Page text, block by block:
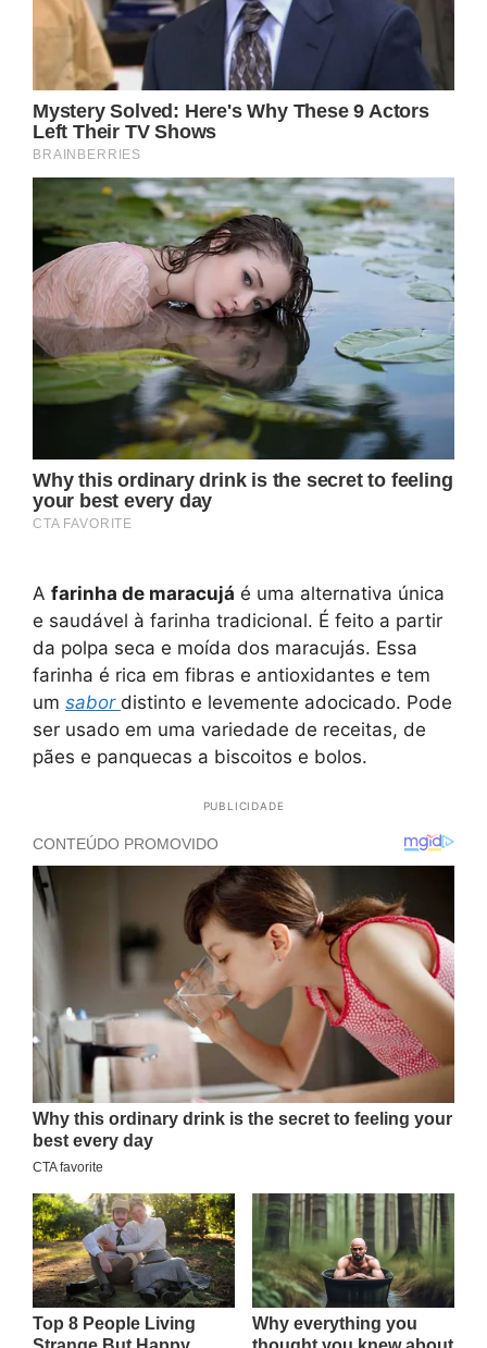
A farinha de maracujá é uma alternativa única
e saudável à farinha tradicional. É feito a partir
da polpa seca e moída dos maracujás. Essa
farinha é rica em fibras e antioxidantes e tem
um sabor distinto e levemente adocicado. Pode
ser usado em uma variedade de receitas, de
pães e panquecas a biscoitos e bolos.
PUBLICIDADE